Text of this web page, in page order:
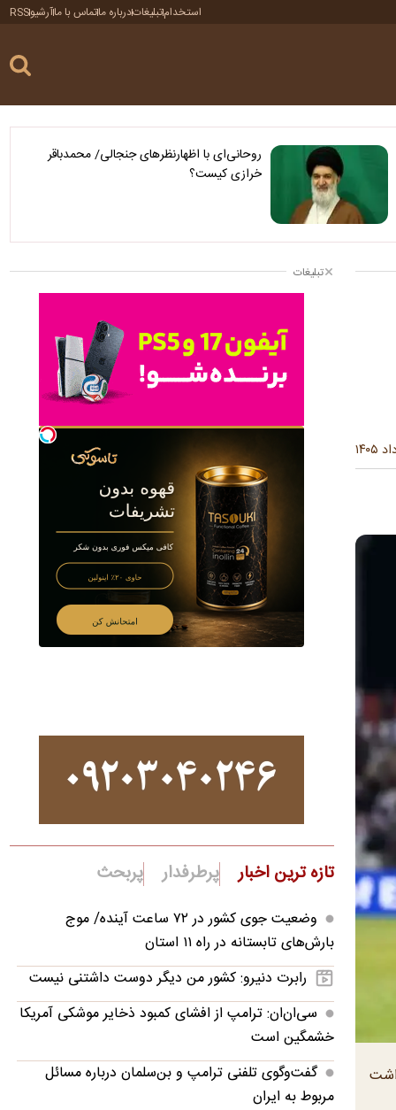
استخدامتبلیغاتدرباره ماتماس با ماآرشیوRSS
روحانی‌ای با اظهارنظرهای جنجالی/ محمدباقر
خرازی کیست؟
تبلیغات
تازه ترین اخبار پرطرفدار پربحث
وضعیت جوی کشور در ۷۲ ساعت آینده/ موج
بارش‌های تابستانه در راه ۱۱ استان
رابرت دنیرو: کشور من دیگر دوست داشتنی نیست
سی‌ان‌ان: ترامپ از افشای کمبود ذخایر موشکی آمریکا
خشمگین است
گفت‌وگوی تلفنی ترامپ و بن‌سلمان درباره مسائل
مربوط به ایران